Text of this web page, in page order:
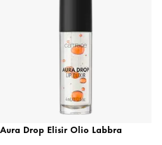
Aura Drop Elisir Olio Labbra